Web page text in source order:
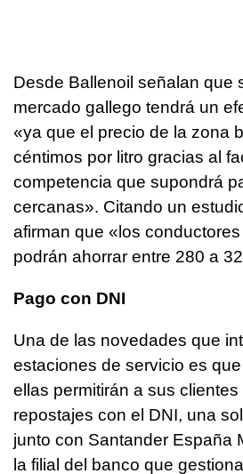
Desde Ballenoil señalan que
mercado gallego tendrá un
«ya que el precio de la zona
céntimos por litro gracias al
competencia que supondrá
cercanas». Citando un
afirman que «los
podrán ahorrar entre 280 a
Pago con DNI
Una de las novedades que
estaciones de servicio es
ellas permitirán a sus
repostajes con el DNI, una
junto con Santander España
la filial del banco que